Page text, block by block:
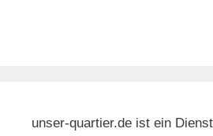
unser-quartier.de ist ein